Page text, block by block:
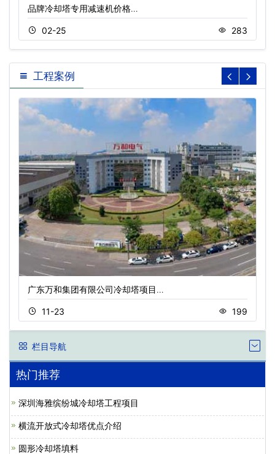
品牌冷却塔专用减速机价格…
02-25 283
工程案例
广东万和集团有限公司冷却塔项目…
11-23 199
栏目导航
热门推荐
深圳海雅缤纷城冷却塔工程项目
横流开放式冷却塔优点介绍
圆形冷却塔填料